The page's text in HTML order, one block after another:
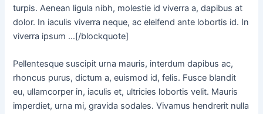
turpis. Aenean ligula nibh, molestie id viverra a, dapibus at
dolor. In iaculis viverra neque, ac eleifend ante lobortis id. In
viverra ipsum …[/blockquote]
Pellentesque suscipit urna mauris, interdum dapibus ac,
rhoncus purus, dictum a, euismod id, felis. Fusce blandit
eu, ullamcorper in, iaculis et, ultricies lobortis velit. Mauris
imperdiet, urna mi, gravida sodales. Vivamus hendrerit nulla